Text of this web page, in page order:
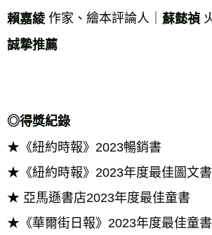
賴嘉綾 作家、繪本評論人｜ 蘇懿禎
誠摯推薦
◎得獎紀錄
★《紐約時報》2023暢銷書
★《紐約時報》2023年度最佳圖文書
★ 亞馬遜書店2023年度最佳童書
★《華爾街日報》2023年度最佳童書